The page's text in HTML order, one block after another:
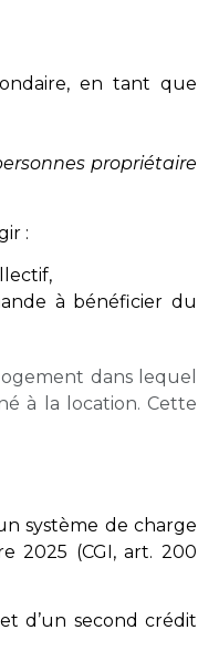
en tant que
propriétaire
:
à bénéficier du
dans lequel
à la location. Cette
système de charge
2025 (CGI, art. 200
d’un second crédit